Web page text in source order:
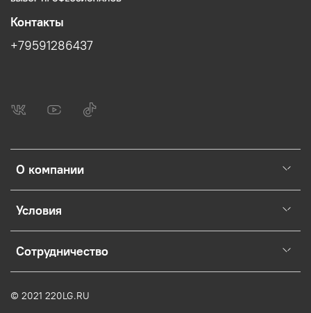
О компании
Условия
Сотрудничество
Контакты
+79591286437
© 2021 220LG.RU